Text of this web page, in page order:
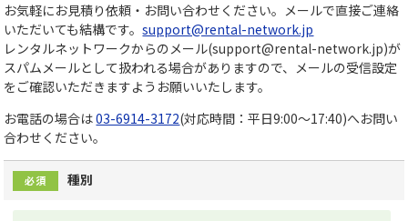
お気軽にお見積り依頼・お問い合わせください。メールで直接ご連絡
いただいても結構です。support@rental-network.jp
レンタルネットワークからのメール(support@rental-network.jp)が
スパムメールとして扱われる場合がありますので、メールの受信設定
をご確認いただきますようお願いいたします。
お電話の場合は03-6914-3172(対応時間：平日9:00～17:40)へお問い
合わせください。
必須 種別